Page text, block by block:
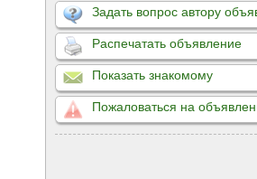
Задать вопрос автору
Распечатать объявление
Показать знакомому
Пожаловаться на